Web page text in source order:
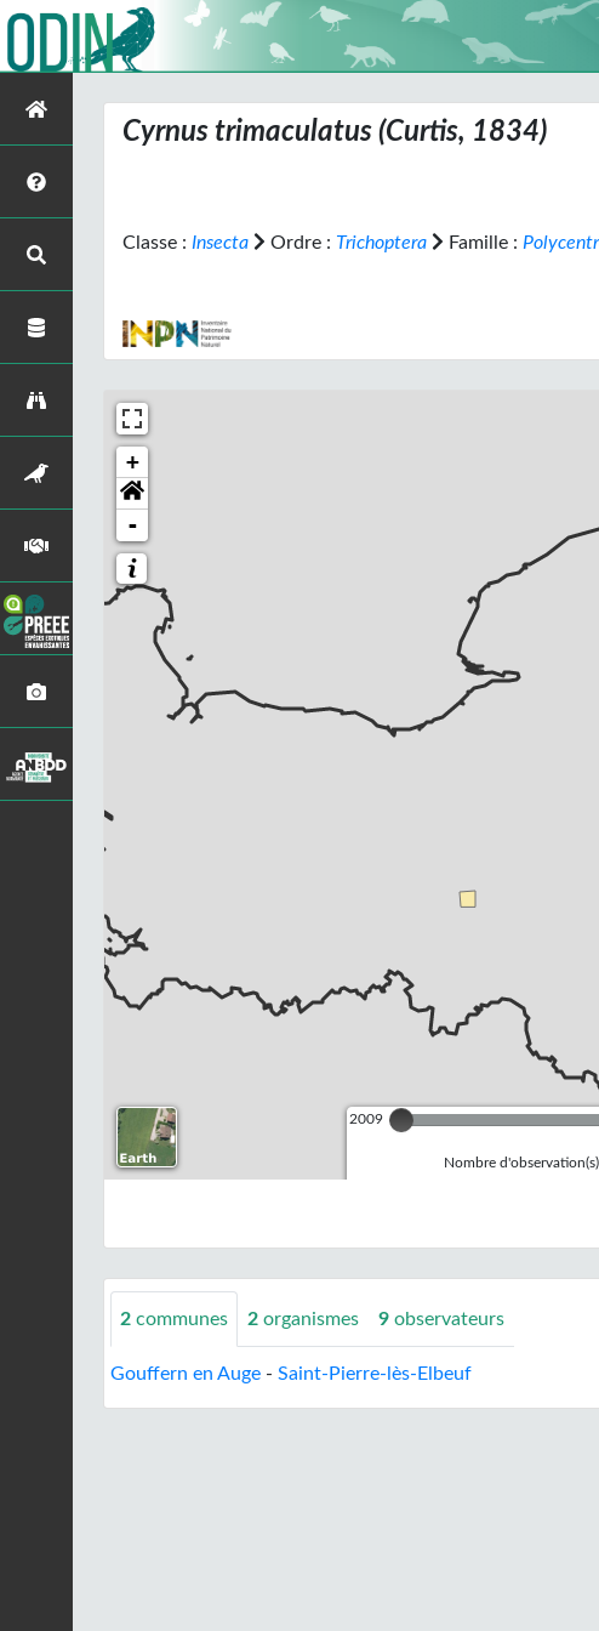
Cyrnus trimaculatus (Curtis, 1834)
Classe : Insecta Ordre : Trichoptera Famille :
+
-
2009
Nombre
2 communes 2 organismes 9 observateurs
Gouffern en Auge - Saint-Pierre-lès-Elbeuf